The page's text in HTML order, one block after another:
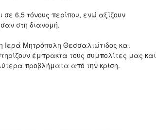
6,5 τόνους περίπου, ενώ αξίζουν
στη διανομή.
Μητρόπολη Θεσσαλιώτιδος και
έμπρακτα τους συμπολίτες μας και
προβλήματα από την κρίση.